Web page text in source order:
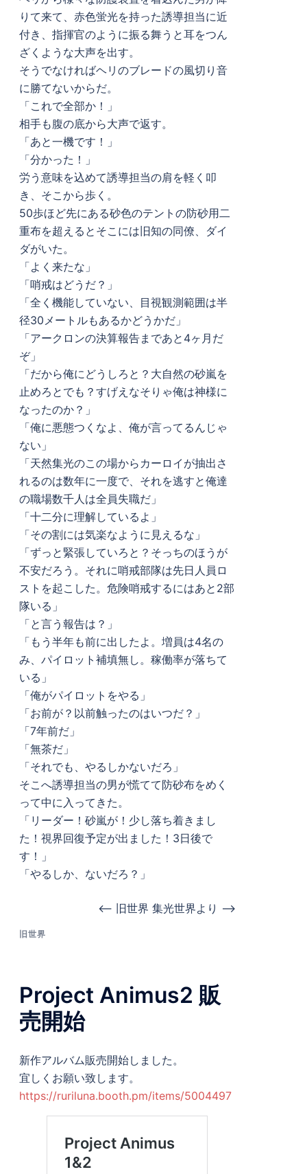
りて来て、赤色蛍光を持った誘導担当に近
付き、指揮官のように振る舞うと耳をつん
ざくような大声を出す。
そうでなければヘリのブレードの風切り音
に勝てないからだ。
「これで全部か！」
相手も腹の底から大声で返す。
「あと一機です！」
「分かった！」
労う意味を込めて誘導担当の肩を軽く叩
き、そこから歩く。
50歩ほど先にある砂色のテントの防砂用二
重布を超えるとそこには旧知の同僚、ダイ
ダがいた。
「よく来たな」
「哨戒はどうだ？」
「全く機能していない、目視観測範囲は半
径30メートルもあるかどうかだ」
「アークロンの決算報告まであと4ヶ月だ
ぞ」
「だから俺にどうしろと？大自然の砂嵐を
止めろとでも？すげえなそりゃ俺は神様に
なったのか？」
「俺に悪態つくなよ、俺が言ってるんじゃ
ない」
「天然集光のこの場からカーロイが抽出さ
れるのは数年に一度で、それを逃すと俺達
の職場数千人は全員失職だ」
「十二分に理解しているよ」
「その割には気楽なように見えるな」
「ずっと緊張していろと？そっちのほうが
不安だろう。それに哨戒部隊は先日人員ロ
ストを起こした。危険哨戒するにはあと2部
隊いる」
「と言う報告は？」
「もう半年も前に出したよ。増員は4名の
み、パイロット補填無し。稼働率が落ちて
いる」
「俺がパイロットをやる」
「お前が？以前触ったのはいつだ？」
「7年前だ」
「無茶だ」
「それでも、やるしかないだろ」
そこへ誘導担当の男が慌てて防砂布をめく
って中に入ってきた。
「リーダー！砂嵐が！少し落ち着きまし
た！視界回復予定が出ました！3日後で
す！」
「やるしか、ないだろ？」
<– 旧世界 集光世界より –>
旧世界
Project Animus2 販
売開始
新作アルバム販売開始しました。
宜しくお願い致します。
https://ruriluna.booth.pm/items/5004497